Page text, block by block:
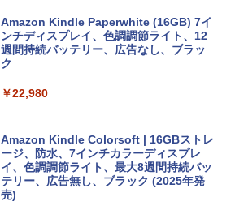
13インチノートブック：AIとApple Intell
igence、13.6インチLiquid Retinaディ
スプレイ、16GBユニファイドメモリ、1
TB SSDストレージ、12MPセンターフレ
D - ミッドナイト
【Amazon.co.jp限定】 HP ノートパソコ
ン 15-fd 15.6インチ 16GBメモリ 512GB
SSD インテル Core 5
インゲームコード】 ロブロックス | オン
ラインコード版
￥3,200
ows11、10/mac対応|PC2台
￥39,582
めのAIコーディング入門シリーズ
￥99
AIイラスト表現辞典: 思い通りの絵を引き
￥480
FM TOWNS ハイパー・カタログ: 本体ハ
Amazon Kindle Paperwhite (16GB) 7イ
ンチディスプレイ、色調調節ライト、12
週間持続バッテリー、広告なし、ブラッ
ク
￥22,980
Amazon Kindle Colorsoft | 16GBストレ
ージ、防水、7インチカラーディスプレ
イ、色調調節ライト、最大8週間持続バッ
テリー、広告無し、ブラック (2025年発
売)